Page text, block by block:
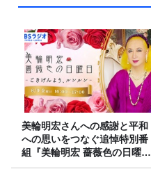
美輪明宏さんへの感謝と平和
への思いをつなぐ追悼特別番
組『美輪明宏 薔薇色の日曜日
～ごきげんよう、ルンルン